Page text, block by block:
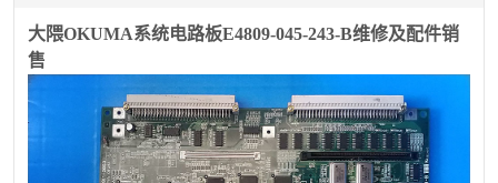
大隈OKUMA系统电路板E4809-045-243-B维修及配件销
售